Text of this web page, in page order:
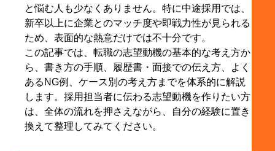
4. 採用担当者に伝わる転職の志望動機を書くコツ
4-1. 抽象的な言葉ではなく具体的なエピソードを
入れる
4-2. どの会社にも通じる内容ではなく応募企業向
けに調整する
4-3. 企業視点で「採用するメリット」が伝わる形
にする
4-4. 履歴書では簡潔に、面接では具体性を補って
と悩む人も少なくありません。特に中途採用では、
新卒以上に企業とのマッチ度や即戦力性が見られる
ため、表面的な熱意だけでは不十分です。
この記事では、転職の志望動機の基本的な考え方か
ら、書き方の手順、履歴書・面接での伝え方、よく
あるNG例、ケース別の考え方までを体系的に解説
します。採用担当者に伝わる志望動機を作りたい方
は、全体の流れを押さえながら、自分の経験に置き
換えて整理してみてください。